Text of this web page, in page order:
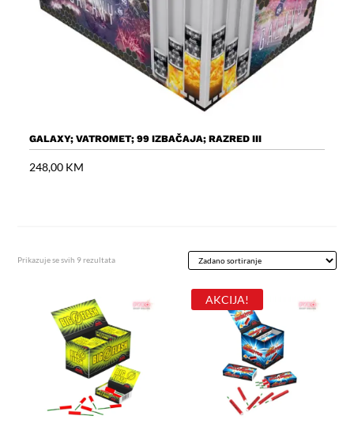
GALAXY; VATROMET; 99 IZBAČAJA; RAZRED III
248,00 KM
Prikazuje se svih 9 rezultata
AKCIJA!